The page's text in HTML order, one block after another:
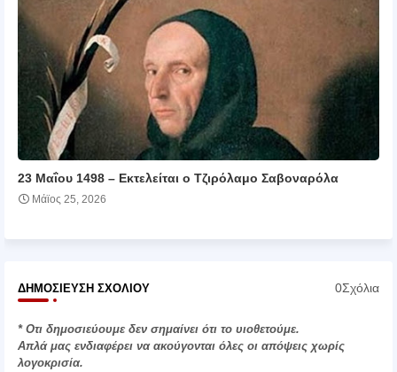
23 Μαΐου 1498 – Εκτελείται ο Τζιρόλαμο Σαβοναρόλα
Μάϊος 25, 2026
ΔΗΜΟΣΊΕΥΣΗ ΣΧΟΛΊΟΥ 0Σχόλια
* Οτι δημοσιεύουμε δεν σημαίνει ότι το υιοθετούμε.
Απλά μας ενδιαφέρει να ακούγονται όλες οι απόψεις χωρίς
λογοκρισία.